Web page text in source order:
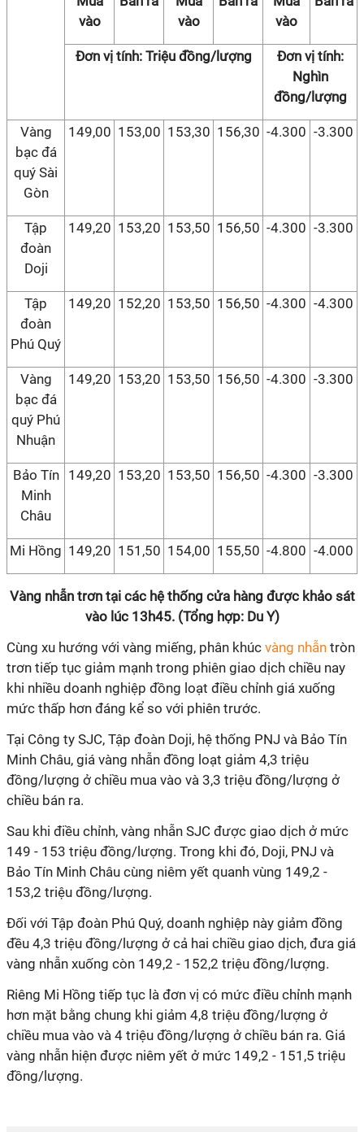
vào
vào
vào
Đơn vị tính: Triệu đồng/lượng
Đơn vị tính:
Nghìn
đồng/lượng
Vàng
bạc đá
quý Sài
Gòn
149,00 153,00 153,30 156,30 -4.300 -3.300
Tập
đoàn
Doji
149,20 153,20 153,50 156,50 -4.300 -3.300
Tập
đoàn
Phú Quý
149,20 152,20 153,50 156,50 -4.300 -4.300
Vàng
bạc đá
quý Phú
Nhuận
149,20 153,20 153,50 156,50 -4.300 -3.300
Bảo Tín
Minh
Châu
149,20 153,20 153,50 156,50 -4.300 -3.300
Mi Hồng 149,20 151,50 154,00 155,50 -4.800 -4.000
Vàng nhẫn trơn tại các hệ thống cửa hàng được khảo sát
vào lúc 13h45. (Tổng hợp: Du Y)
Cùng xu hướng với vàng miếng, phân khúc vàng nhẫn tròn
trơn tiếp tục giảm mạnh trong phiên giao dịch chiều nay
khi nhiều doanh nghiệp đồng loạt điều chỉnh giá xuống
mức thấp hơn đáng kể so với phiên trước.
Tại Công ty SJC, Tập đoàn Doji, hệ thống PNJ và Bảo Tín
Minh Châu, giá vàng nhẫn đồng loạt giảm 4,3 triệu
đồng/lượng ở chiều mua vào và 3,3 triệu đồng/lượng ở
chiều bán ra.
Sau khi điều chỉnh, vàng nhẫn SJC được giao dịch ở mức
149 - 153 triệu đồng/lượng. Trong khi đó, Doji, PNJ và
Bảo Tín Minh Châu cùng niêm yết quanh vùng 149,2 -
153,2 triệu đồng/lượng.
Đối với Tập đoàn Phú Quý, doanh nghiệp này giảm đồng
đều 4,3 triệu đồng/lượng ở cả hai chiều giao dịch, đưa giá
vàng nhẫn xuống còn 149,2 - 152,2 triệu đồng/lượng.
Riêng Mi Hồng tiếp tục là đơn vị có mức điều chỉnh mạnh
hơn mặt bằng chung khi giảm 4,8 triệu đồng/lượng ở
chiều mua vào và 4 triệu đồng/lượng ở chiều bán ra. Giá
vàng nhẫn hiện được niêm yết ở mức 149,2 - 151,5 triệu
đồng/lượng.